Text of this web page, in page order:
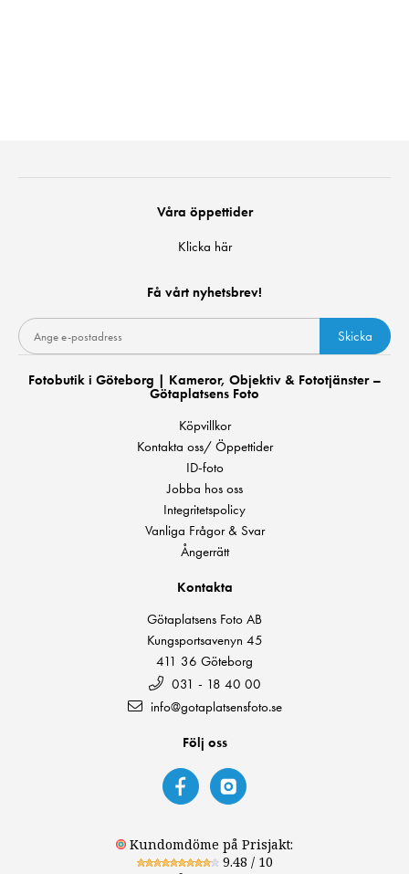
Våra öppettider
Klicka här
Få vårt nyhetsbrev!
Skicka
Fotobutik i Göteborg | Kameror, Objektiv & Fototjänster –
Götaplatsens Foto
Köpvillkor
Kontakta oss/ Öppettider
ID-foto
Jobba hos oss
Integritetspolicy
Vanliga Frågor & Svar
Ångerrätt
Kontakta
Götaplatsens Foto AB
Kungsportsavenyn 45
411 36 Göteborg
031 - 18 40 00
info@gotaplatsensfoto.se
Följ oss